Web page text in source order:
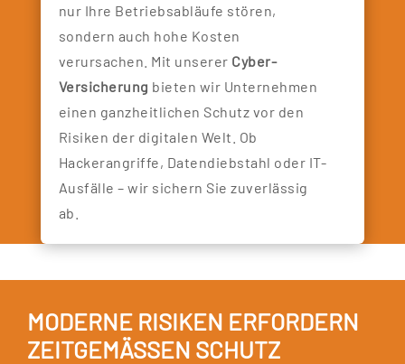
nur Ihre Betriebsabläufe stören,
sondern auch hohe Kosten
verursachen. Mit unserer Cyber-
Versicherung bieten wir Unternehmen
einen ganzheitlichen Schutz vor den
Risiken der digitalen Welt. Ob
Hackerangriffe, Datendiebstahl oder IT-
Ausfälle – wir sichern Sie zuverlässig
ab.
MODERNE RISIKEN ERFORDERN
ZEITGEMÄSSEN SCHUTZ